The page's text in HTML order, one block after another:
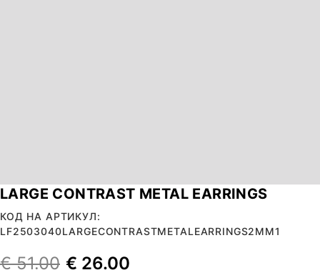
LARGE CONTRAST METAL EARRINGS
КОД НА АРТИКУЛ:
LF2503040LARGECONTRASTMETALEARRINGS2MM1
€51.00 € 26.00